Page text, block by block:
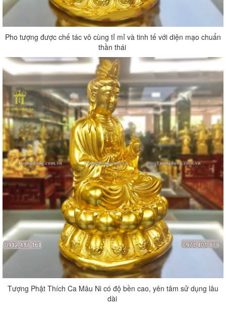
Pho tượng được chế tác vô cùng tỉ mỉ và tinh tế với diện mạo chuẩn
thần thái
Tượng Phật Thích Ca Mâu Ni có độ bền cao, yên tâm sử dụng lâu
dài